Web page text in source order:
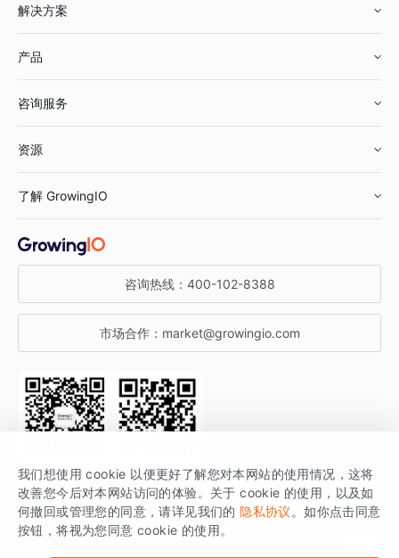
解决方案
鞋服行业
汽车行业
金融行业
产品
智能运营
获客分析
咨询服务
资源
增长公开课
增长博客
开发者文档
SDK 文档
场景指南
了解 GrowingIO
关于 GrowingIO
增长大会
行业活动
咨询热线： 400-102-8388
市场合作： market@growingio.com
关注公众号 获取更多干货
GrowingIO 是专注于数据智能分析与增长的品牌，核心平台为 GrowingIO
分析云。
我们想使用 cookie 以便更好了解您对本网站的使用情况，这将
改善您今后对本网站访问的体验。关于 cookie 的使用，以及如
何撤回或管理您的同意，请详见我们的 隐私协议 。如你点击同意
按钮，将视为您同意 cookie 的使用。